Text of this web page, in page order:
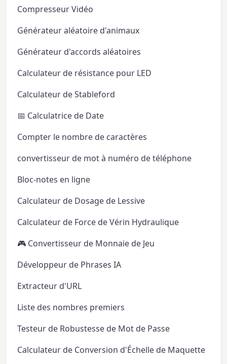
Compresseur Vidéo
Générateur aléatoire d'animaux
Générateur d'accords aléatoires
Calculateur de résistance pour LED
Calculateur de Stableford
📅 Calculatrice de Date
Compter le nombre de caractères
convertisseur de mot à numéro de téléphone
Bloc-notes en ligne
Calculateur de Dosage de Lessive
Calculateur de Force de Vérin Hydraulique
🎮 Convertisseur de Monnaie de Jeu
Développeur de Phrases IA
Extracteur d'URL
Liste des nombres premiers
Testeur de Robustesse de Mot de Passe
Calculateur de Conversion d'Échelle de Maquette